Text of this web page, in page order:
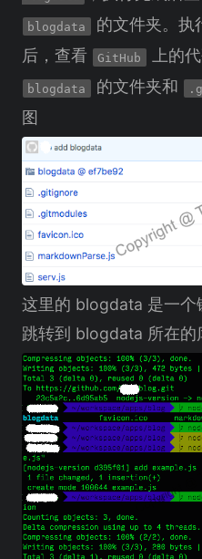
blogdata 的文件夹。执
后，查看
GitHub 上的
blogdata 的文件夹和
图
这里的 blogdata 是一个
跳转到 blogdata 所在的